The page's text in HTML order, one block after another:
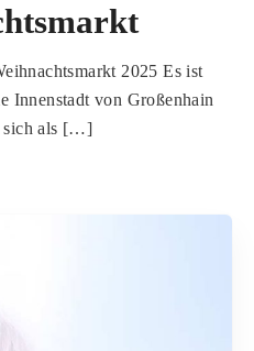
2025 Es ist
Innenstadt von Großenhain
sich als […]